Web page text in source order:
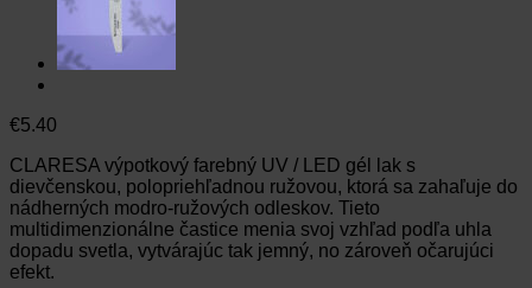
€5.40
CLARESA výpotkový farebný UV / LED gél lak s
dievčenskou, polopriehľadnou ružovou, ktorá sa zahaľuje do
nádherných modro-ružových odleskov. Tieto
multidimenzionálne častice menia svoj vzhľad podľa uhla
dopadu svetla, vytvárajúc tak jemný, no zároveň očarujúci
efekt.